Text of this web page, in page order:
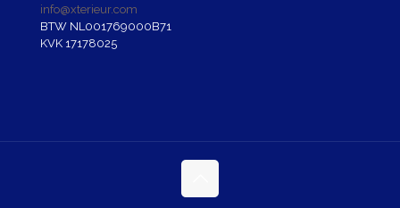
info@xterieur.com
BTW NL001769000B71
KVK 17178025